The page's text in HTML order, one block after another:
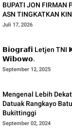
BUPATI JON FIRMAN
ASN TINGKATKAN
PELAYANAN
Juli 17, 2026
𝗕𝗶𝗼𝗴𝗿𝗮𝗳𝗶 Letjen TNI
𝗪𝗶𝗯𝗼𝘄𝗼.
September 12, 2025
Mengenal Lebih
Datuak Rangkayo
Bukittinggi
September 02, 2024